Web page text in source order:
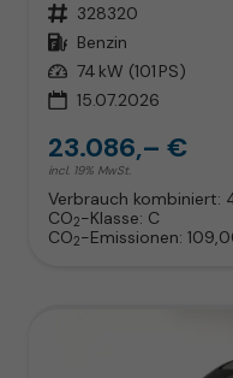
Fahrzeugnr. 328320
Kraftstoff Benzin
Leistung 74 kW (101 PS)
15.07.2026
23.086,– €
incl. 19% MwSt.
Verbrauch kombiniert:
CO2-Klasse: C
CO2-Emissionen: